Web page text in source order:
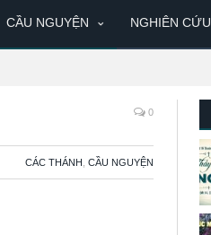
CẦU NGUYỆN NGHIÊN CỨU
0
CÁC THÁNH CẦU NGUYỆN